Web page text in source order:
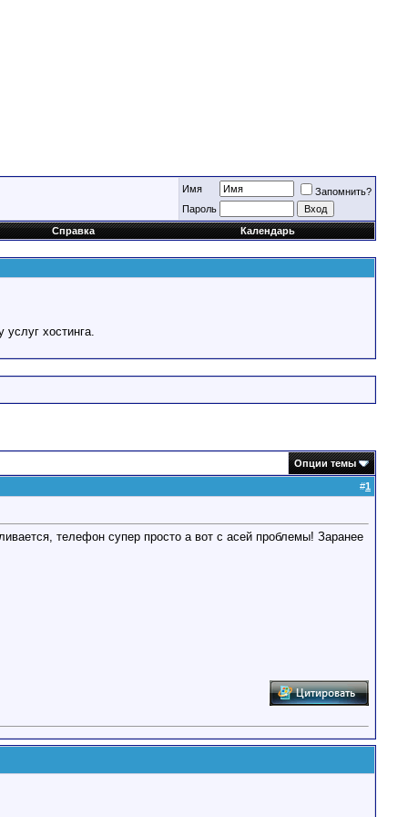
Имя
Запомнить?
Пароль
Справка
Календарь
хостинга.
Опции темы
#1
телефон супер просто а вот с асей проблемы! Заранее